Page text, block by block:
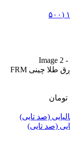
ورق طلا چینی FRM
تومان